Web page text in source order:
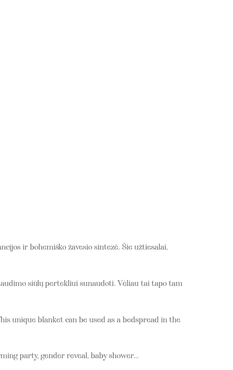
ir bohemiško žavesio sintezė. Šie užtiesalai,
siūlų pertekliui sunaudoti. Vėliau tai tapo tam
unique blanket can be used as a bedspread in the
party, gender reveal, baby shower…